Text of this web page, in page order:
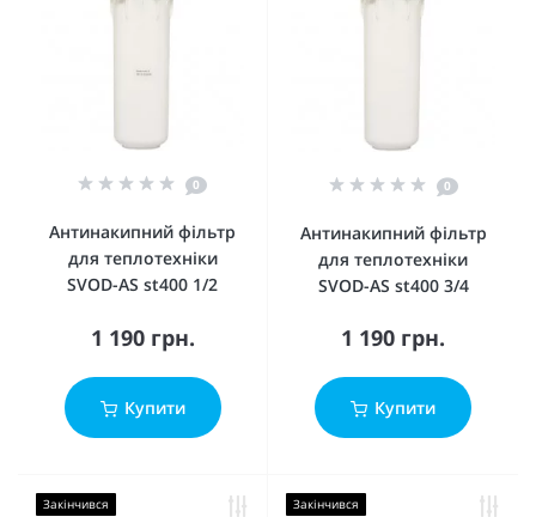
0
Антинакипний фільтр
для теплотехніки
SVOD-AS st400 1/2
1 190 грн.
Купити
0
Антинакипний фільтр
для теплотехніки
SVOD-AS st400 3/4
1 190 грн.
Купити
Закінчився Закінчився